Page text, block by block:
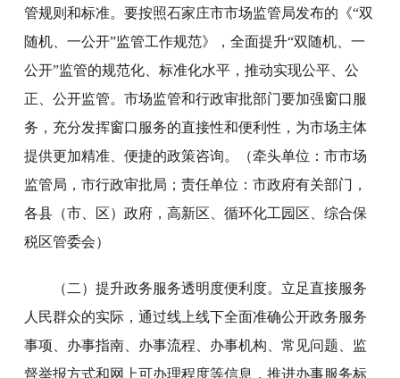
管规则和标准。要按照石家庄市市场监管局发布的《“双
随机、一公开”监管工作规范》，全面提升“双随机、一
公开”监管的规范化、标准化水平，推动实现公平、公
正、公开监管。市场监管和行政审批部门要加强窗口服
务，充分发挥窗口服务的直接性和便利性，为市场主体
提供更加精准、便捷的政策咨询。（牵头单位：市市场
监管局，市行政审批局；责任单位：市政府有关部门，
各县（市、区）政府，高新区、循环化工园区、综合保
税区管委会）
（二）提升政务服务透明度便利度。立足直接服务
人民群众的实际，通过线上线下全面准确公开政务服务
事项、办事指南、办事流程、办事机构、常见问题、监
督举报方式和网上可办理程度等信息，推进办事服务标